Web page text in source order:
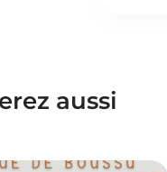
aussi